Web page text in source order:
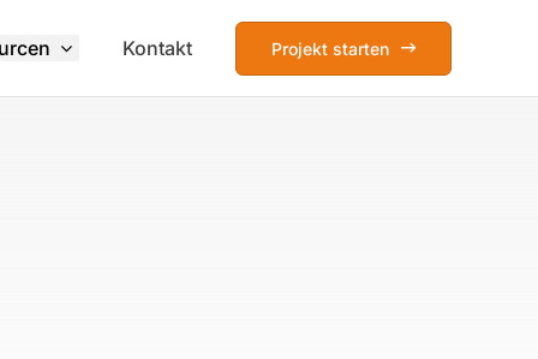
Kontakt Projekt starten